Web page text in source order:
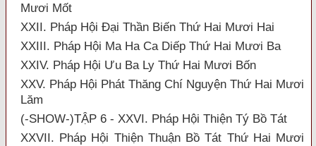
Mươi Mốt
XXII. Pháp Hội Đại Thần Biến Thứ Hai Mươi Hai
XXIII. Pháp Hội Ma Ha Ca Diếp Thứ Hai Mươi Ba
XXIV. Pháp Hội Ưu Ba Ly Thứ Hai Mươi Bốn
XXV. Pháp Hội Phát Thăng Chí Nguyện Thứ Hai Mươi
Lăm
(-SHOW-)TẬP 6 - XXVI. Pháp Hội Thiện Tý Bồ Tát
XXVII. Pháp Hội Thiện Thuận Bồ Tát Thứ Hai Mươi